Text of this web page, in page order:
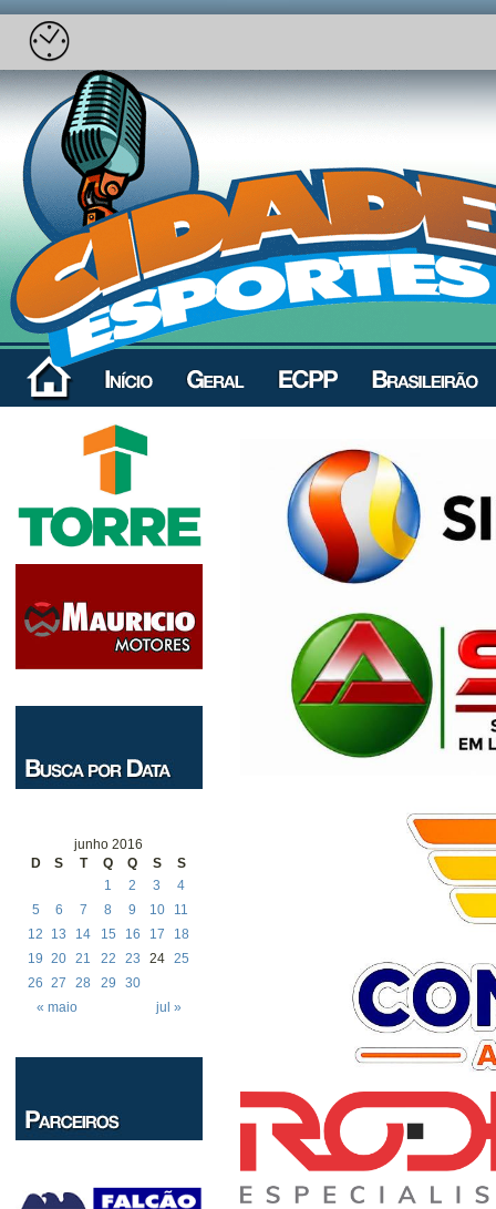
junho 2016
D
S T Q Q S S
« maio jul »
1 2 3
4
5
6 7 8 9 10
11
12
13 14 15 16 17
18
19
20 21 22 23 24 25
26
27 28 29 30